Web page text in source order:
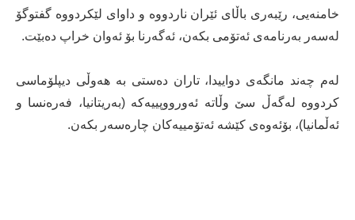
خامنەیی، رێبەری باڵای ئێران ناردووە و داوای لێکردووە گفتوگۆ
لەسەر بەرنامەی ئەتۆمی بکەن، ئەگەرنا بۆ ئەوان خراپ دەبێت.
لەم چەند مانگەی دواییدا، تاران دەستی بە هەوڵی دیپلۆماسی
کردووە لەگەڵ سێ وڵاتە ئەورووپییەکە (بەریتانیا، فەرەنسا و
ئەڵمانیا)، بۆئەوەی کێشە ئەتۆمییەکان چارەسەر بکەن.